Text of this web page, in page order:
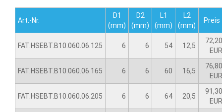
Art.-Nr.
D1
(mm)
D2
(mm)
L1
(mm)
L2
(mm)
Preis
FAT.HSEBT.B10.060.06.125 6 6 54 12,5
72,20
EUR
FAT.HSEBT.B10.060.06.165 6 6 60 16,5
76,80
EUR
FAT.HSEBT.B10.060.06.205 6 6 64 20,5
91,30
EUR